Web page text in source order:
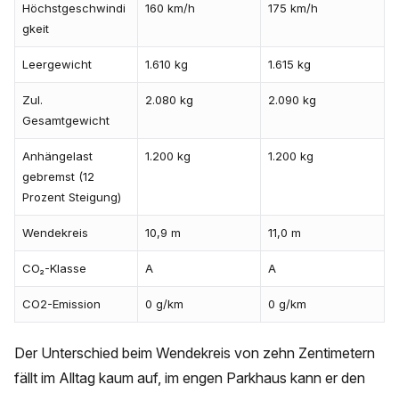
Höchstgeschwindi
gkeit
160 km/h 175 km/h
Leergewicht 1.610 kg 1.615 kg
Zul.
Gesamtgewicht
2.080 kg 2.090 kg
Anhängelast
gebremst (12
Prozent Steigung)
1.200 kg 1.200 kg
Wendekreis 10,9 m 11,0 m
CO₂-Klasse A A
CO2-Emission 0 g/km 0 g/km
Der Unterschied beim Wendekreis von zehn Zentimetern
fällt im Alltag kaum auf, im engen Parkhaus kann er den